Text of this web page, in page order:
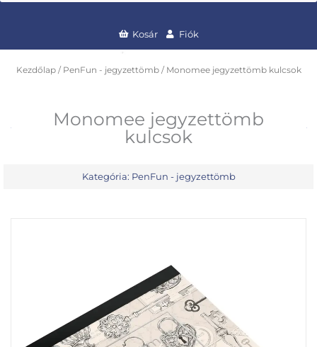
Kosár Fiók
Kezdőlap/ PenFun - jegyzettömb/ Monomee jegyzettömb kulcsok
Monomee jegyzettömb
kulcsok
Kategória: PenFun - jegyzettömb